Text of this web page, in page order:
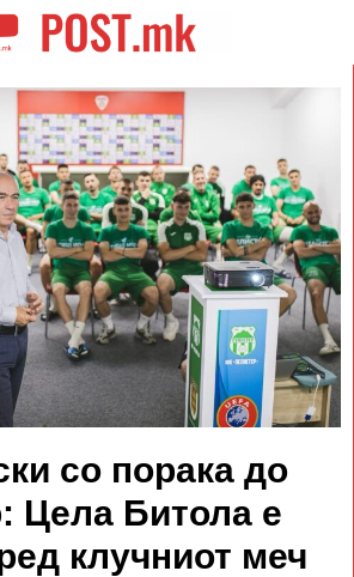
со порака до
Цела Битола е
клучниот меч